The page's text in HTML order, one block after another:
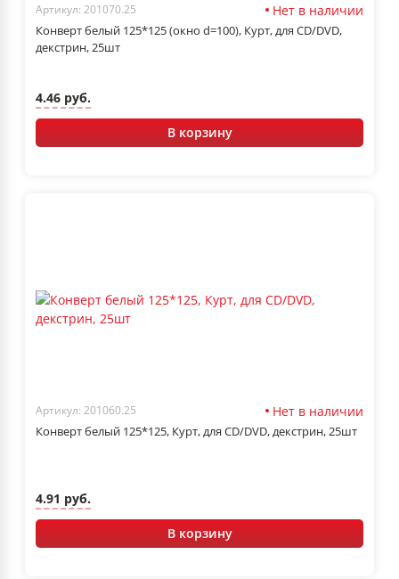
Артикул: 201070.25 Нет в наличии
Конверт белый 125*125 (окно d=100), Курт, для CD/DVD,
декстрин, 25шт
4.46 руб.
В корзину
Артикул: 201060.25 Нет в наличии
Конверт белый 125*125, Курт, для CD/DVD, декстрин, 25шт
4.91 руб.
В корзину